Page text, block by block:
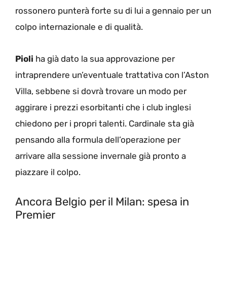
rossonero punterà forte su di lui a gennaio per un
colpo internazionale e di qualità.
Pioli ha già dato la sua approvazione per
intraprendere un’eventuale trattativa con l’Aston
Villa, sebbene si dovrà trovare un modo per
aggirare i prezzi esorbitanti che i club inglesi
chiedono per i propri talenti. Cardinale sta già
pensando alla formula dell’operazione per
arrivare alla sessione invernale già pronto a
piazzare il colpo.
Ancora Belgio per il Milan: spesa in
Premier